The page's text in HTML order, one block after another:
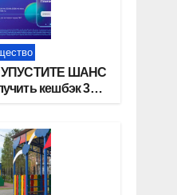
УПУСТИТЕ ШАНС
кешбэк 3%